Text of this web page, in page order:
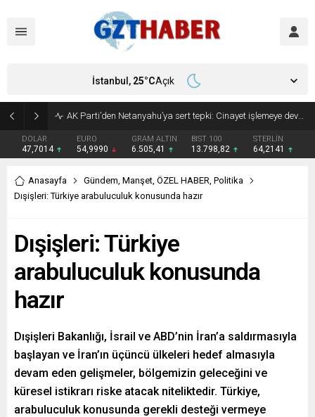
AK Parti’den Netanyahu’ya sert tepki: Cinayet işlemeye devam ediyor
DOLAR
47,7014
EURO
54,9990
GRAM ALTIN
6.505,41
BIST 100
13.798,82
STERLİN
64,2141
İstanbul, 25°CAçık
Anasayfa Gündem, Manşet, ÖZEL HABER, Politika
Dışişleri: Türkiye arabuluculuk konusunda hazır
Dışişleri: Türkiye
arabuluculuk konusunda
hazır
Dışişleri Bakanlığı, İsrail ve ABD’nin İran’a saldırmasıyla
başlayan ve İran’ın üçüncü ülkeleri hedef almasıyla
devam eden gelişmeler, bölgemizin geleceğini ve
küresel istikrarı riske atacak niteliktedir. Türkiye,
arabuluculuk konusunda gerekli desteği vermeye